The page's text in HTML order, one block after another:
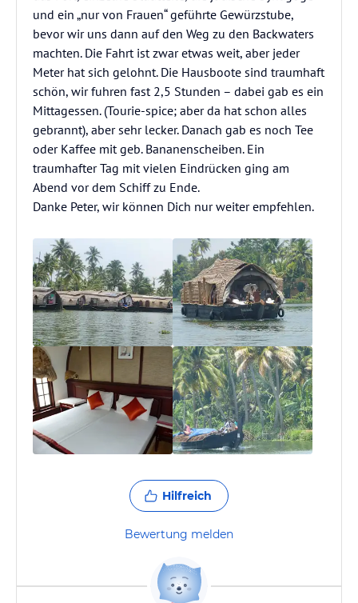
und ein „nur von Frauen“ geführte Gewürzstube,
bevor wir uns dann auf den Weg zu den Backwaters
machten. Die Fahrt ist zwar etwas weit, aber jeder
Meter hat sich gelohnt. Die Hausboote sind traumhaft
schön, wir fuhren fast 2,5 Stunden – dabei gab es ein
Mittagessen. (Tourie-spice; aber da hat schon alles
gebrannt), aber sehr lecker. Danach gab es noch Tee
oder Kaffee mit geb. Bananenscheiben. Ein
traumhafter Tag mit vielen Eindrücken ging am
Abend vor dem Schiff zu Ende.
Danke Peter, wir können Dich nur weiter empfehlen.
Hilfreich
Bewertung melden